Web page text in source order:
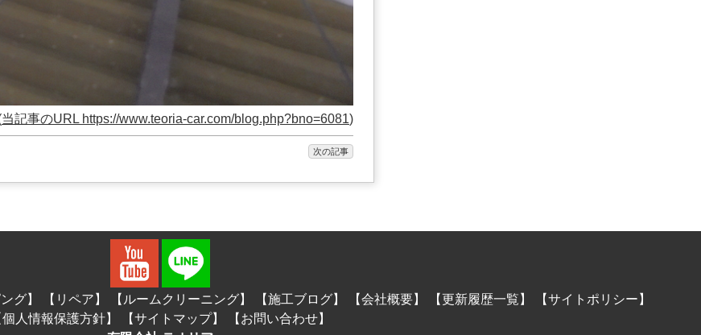
当記事のURL https://www.teoria-car.com/blog.php?bno=6081)
次の記事
グ】 【リペア】 【ルームクリーニング】 【施工ブログ】 【会社概要】 【更新履歴一覧】
【サイトポリシー】
個人情報保護方針】
【サイトマップ】
【お問い合わせ】